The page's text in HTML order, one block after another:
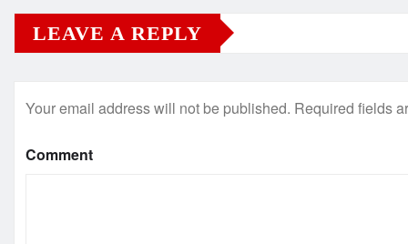
LEAVE A REPLY
Your email address will not be published. Required fields
Comment